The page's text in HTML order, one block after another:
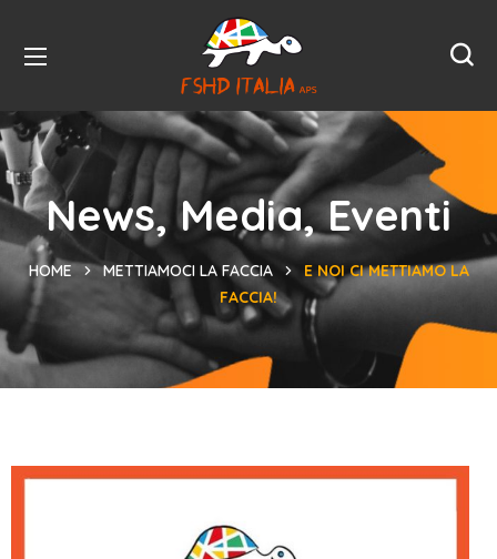
News, Media, Eventi
HOME METTIAMOCI LA FACCIA
E NOI CI METTIAMO LA
FACCIA!